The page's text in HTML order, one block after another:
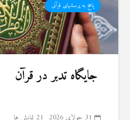
پاسخ به پرسشهای قرآنی
جایگاه تدبر در قرآن